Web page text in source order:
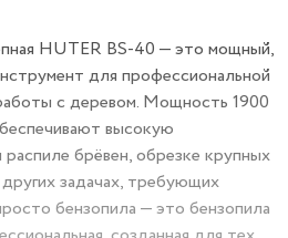
HUTER BS-40 — это мощный,
для профессиональной
с деревом. Мощность 1900
высокую
брёвен, обрезке крупных
задачах, требующих
бензопила — это бензопила